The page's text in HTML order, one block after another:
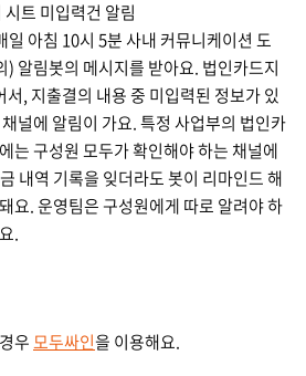
트 미입력건 알림
일 아침 10시 5분 사내 커뮤니케이션 도
알림봇의 메시지를 받아요. 법인카드지
, 지출결의 내용 중 미입력된 정보가 있
널에 알림이 가요. 특정 사업부의 법인카
는 구성원 모두가 확인해야 하는 채널에
내역 기록을 잊더라도 봇이 리마인드 해
요. 운영팀은 구성원에게 따로 알려야 하
.
우모두싸인을 이용해요.